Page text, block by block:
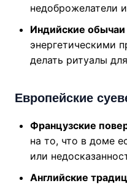
недоброжелатели
Индийские обычаи
энергетическими
делать ритуалы
Европейские
Французские
на то, что в доме
или
Английские